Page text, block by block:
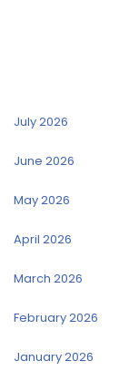
July 2026
June 2026
May 2026
April 2026
March 2026
February 2026
January 2026